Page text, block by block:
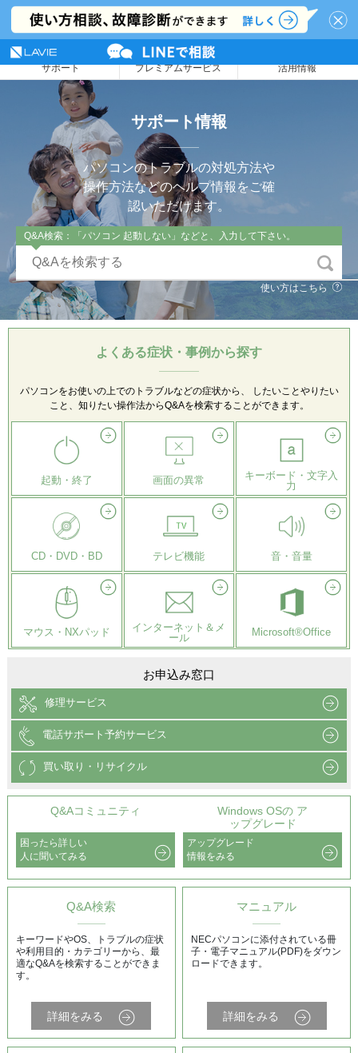
NEC LAVIE公式サイト
サポート プレミアムサービス 活用情報
サポート情報
パソコンのトラブルの対処方法や
操作方法などのヘルプ情報をご確
認いただけます。
Q&A検索：「パソコン 起動しない」などと、入力して下さい。
使い方はこちら
よくある症状・事例から探す
パソコンをお使いの上でのトラブルなどの症状から、
したいことやりたい
こと、知りたい操作法からQ&Aを検索することができます。
起動・終了 画面の異常
キーボード・文字入
力
CD・DVD・BD テレビ機能 音・音量
マウス・NXパッド
インターネット＆メ
ール
Microsoft®Office
Q&A検索
キーワードやOS、トラブルの症状
や利用目的・カテゴリーから、最
適なQ&Aを検索することができま
す。
詳細をみる
マニュアル
NECパソコンに添付されている冊
子・電子マニュアル(PDF)をダウン
ロードできます。
詳細をみる
お申込み窓口
修理サービス
電話サポート予約サービス
買い取り・リサイクル
Q&Aコミュニティ
困ったら詳しい
人に聞いてみる
Windows OSの ア
ップグレード
アップグレード
情報をみる